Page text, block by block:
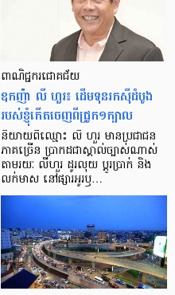
ពាណិជ្ជករជោគជ័យ
ឧកញ៉ា លី ហួរ៖ ដើមទុនរកស៊ីដំបូង
របស់ខ្ញុំកើតចេញពីជ្រូក១ក្បាល
និយាយ​ពី​ឈ្មោះ លី ហួរ មាន​ប្រជាជន​
ភាគ​ច្រើន ប្រាកដ​ជា​ស្គាល់​ច្បាស់​ណាស់
តាមរយៈ លីហួរ ដូរ​លុយ ប្តូរ​បា្រក់ និង​
លក់​មាស នៅ​ផ្សារ​អូរ​ឫ…